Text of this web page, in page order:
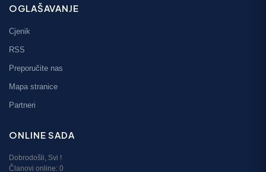
OGLAŠAVANJE
Cjenik
RSS
Preporučite nas
Mapa stranice
Partneri
ONLINE SADA
Dobrodošli, Svi !
Članovi online: 0